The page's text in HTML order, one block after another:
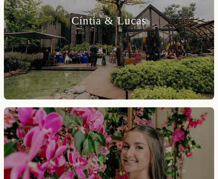
Cíntia & Lucas